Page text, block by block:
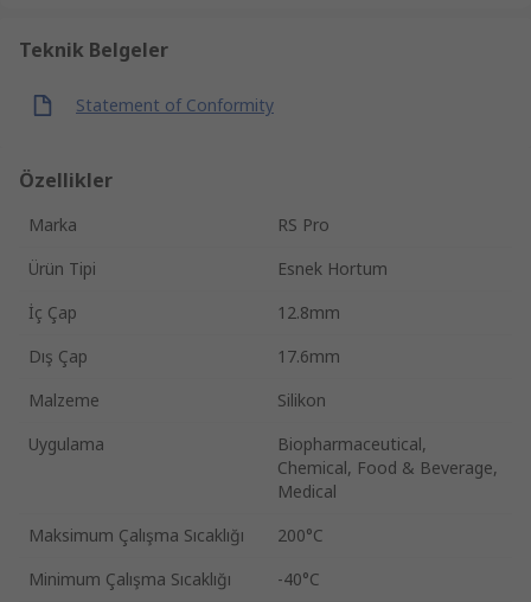
Teknik Belgeler
Statement of Conformity
Özellikler
Marka
RS Pro
Ürün Tipi
Esnek Hortum
İç Çap
12.8mm
Dış Çap
17.6mm
Malzeme
Silikon
Uygulama
Biopharmaceutical,
Chemical, Food & Beverage,
Medical
Maksimum Çalışma Sıcaklığı
200°C
Minimum Çalışma Sıcaklığı
-40°C